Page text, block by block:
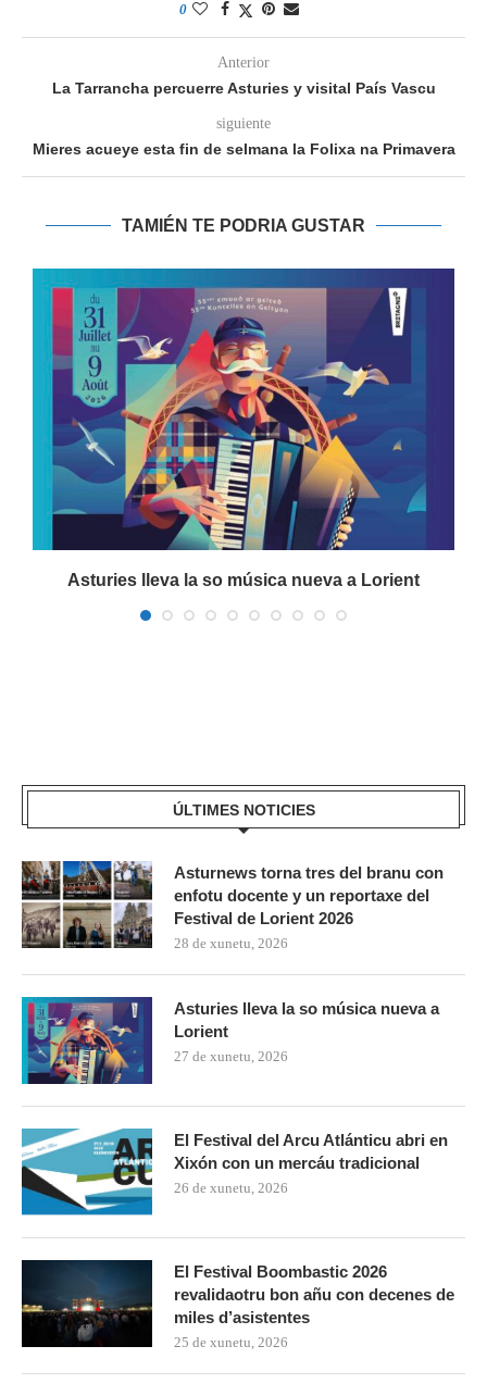
0
Anterior
La Tarrancha percuerre Asturies y visital País Vascu
siguiente
Mieres acueye esta fin de selmana la Folixa na Primavera
TAMIÉN TE PODRIA GUSTAR
Asturies lleva la so música nueva a Lorient
ÚLTIMES NOTICIES
Asturnews torna tres del branu con
enfotu docente y un reportaxe del
Festival de Lorient 2026
28 de xunetu, 2026
Asturies lleva la so música nueva a
Lorient
27 de xunetu, 2026
El Festival del Arcu Atlánticu abri en
Xixón con un mercáu tradicional
26 de xunetu, 2026
El Festival Boombastic 2026
revalidaotru bon añu con decenes de
miles d’asistentes
25 de xunetu, 2026